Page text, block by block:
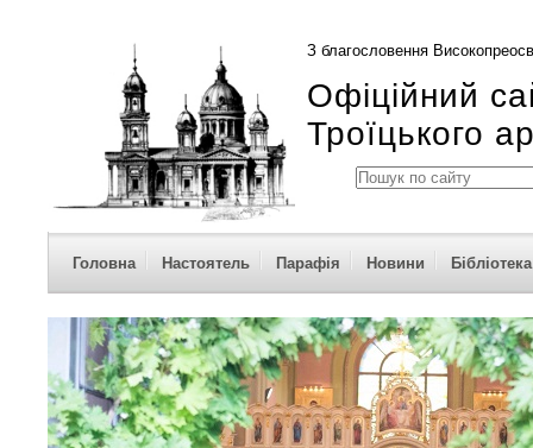
З благословення
Офіційний
Троїцького
Головна Настоятель Парафія Новини Бібліотека